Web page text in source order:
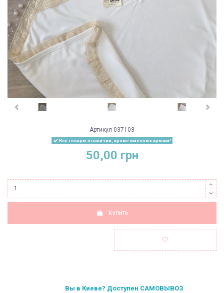
Артикул 037103
Все товары в наличии, кроме именных крыжм!
50,00 грн
Купить
Вы в Киеве? Доступен САМОВЫВОЗ